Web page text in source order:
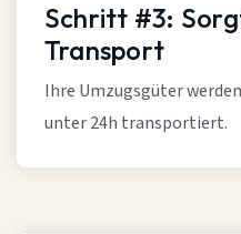
Schritt #3:
Transport
Ihre Umzugsgüter
unter 24h transportiert.